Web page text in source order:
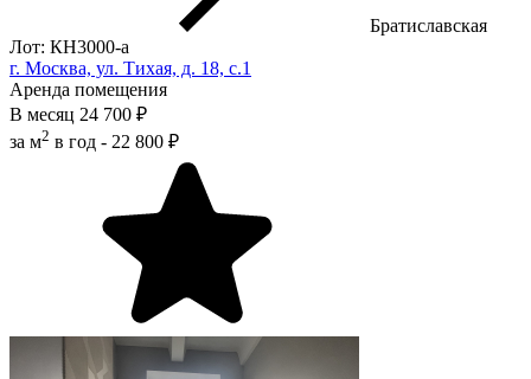
Братиславская
Лот: КН3000-a
г. Москва, ул. Тихая, д. 18, с.1
Аренда помещения
В месяц 24 700 ₽
за м2 в год - 22 800 ₽